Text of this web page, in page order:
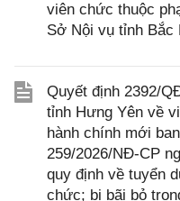
viên chức thuộc
Sở Nội vụ tỉnh Bắc
Quyết định 2392/
tỉnh Hưng Yên về
hành chính mới
259/2026/NĐ-CP
quy định về tuyển
chức; bị bãi bỏ